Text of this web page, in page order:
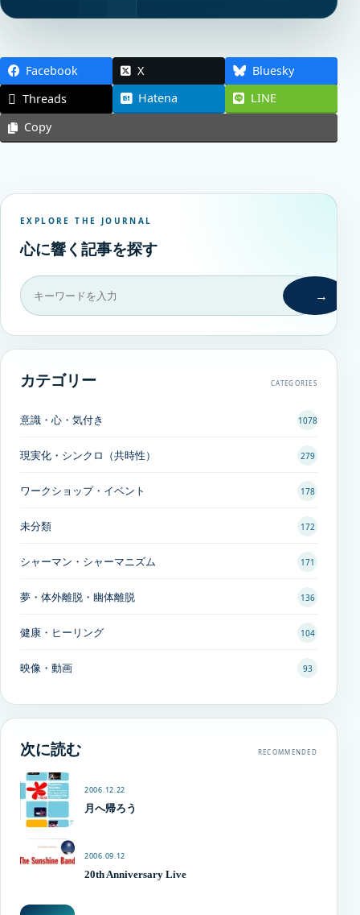
Facebook X
Bluesky
Threads
Hatena
LINE
Copy
EXPLORE THE JOURNAL
心に響く記事を探す
→
カテゴリー CATEGORIES
意識・心・気付き 1078
現実化・シンクロ（共時性） 279
ワークショップ・イベント 178
未分類 172
シャーマン・シャーマニズム 171
夢・体外離脱・幽体離脱 136
健康・ヒーリング 104
映像・動画 93
次に読む RECOMMENDED
2006.12.22
月へ帰ろう
2006.09.12
20th Anniversary Live